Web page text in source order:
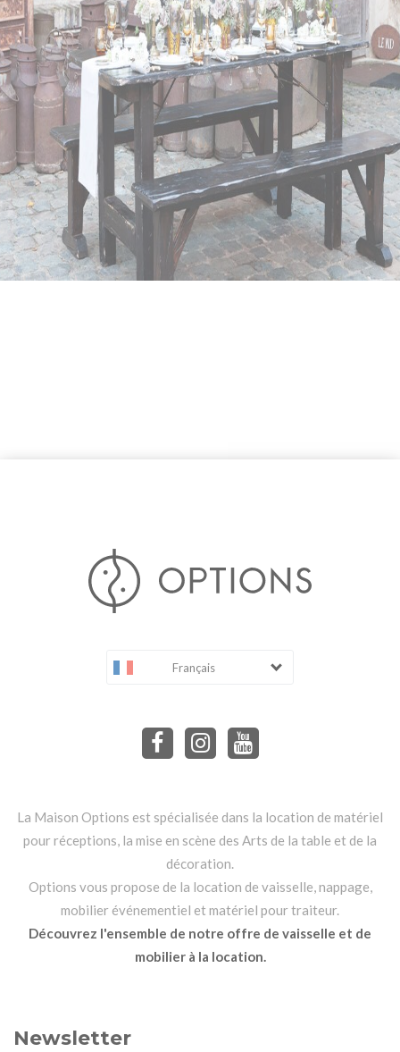
Français
La Maison Options est spécialisée dans la location de matériel
pour réceptions, la mise en scène des Arts de la table et de la
décoration.
Options vous propose de la location de vaisselle, nappage,
mobilier événementiel et matériel pour traiteur.
Découvrez l'ensemble de notre offre de vaisselle et de
mobilier à la location.
Newsletter